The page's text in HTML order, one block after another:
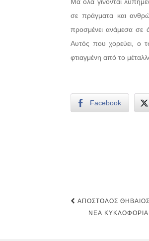
Μα όλα γίνονται
σε πράγματα και
προσμένει ανάμεσα σε
Αυτός που χορεύει, ο
φτιαγμένη από το
Facebook
Post
navigation
ΑΠΌΣΤΟΛΟΣ
ΝΕΑ ΚΥΚΛΟΦΟΡΊΑ